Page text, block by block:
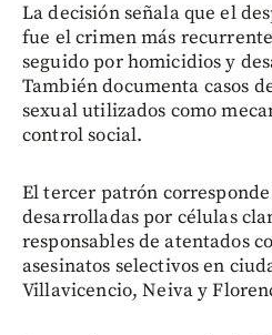
La decisión señala que el
fue el crimen más
seguido por homicidios y
También documenta casos
sexual utilizados como
control social.
El tercer patrón
desarrolladas por células
responsables de atentados
asesinatos selectivos en
Villavicencio, Neiva y